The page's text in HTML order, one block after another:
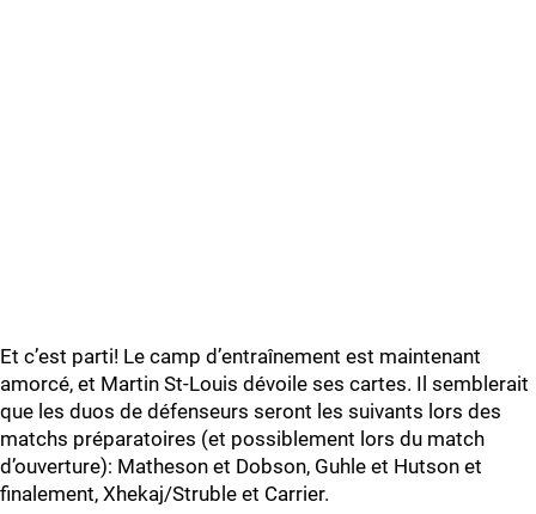
Et c’est parti! Le camp d’entraînement est maintenant
amorcé, et Martin St-Louis dévoile ses cartes. Il semblerait
que les duos de défenseurs seront les suivants lors des
matchs préparatoires (et possiblement lors du match
d’ouverture): Matheson et Dobson, Guhle et Hutson et
finalement, Xhekaj/Struble et Carrier.